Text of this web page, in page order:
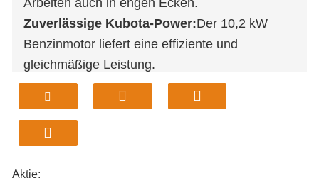
Arbeiten auch in engen Ecken.
Zuverlässige Kubota-Power:Der 10,2 kW
Benzinmotor liefert eine effiziente und
gleichmäßige Leistung.
Erweiterte Grabreichweite:Ein Radius von
3.060 mm ermöglicht die Abdeckung einer
größeren Fläche mit weniger Bewegung.
Kompakte Abmessungen:
2.925 mm passt problemlos auch in enge
Aktie: